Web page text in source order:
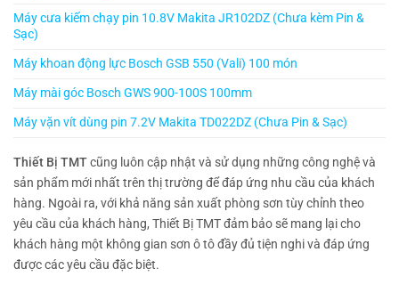
Máy cưa kiếm chạy pin 10.8V Makita JR102DZ (Chưa kèm Pin &
Sạc)
Máy khoan động lực Bosch GSB 550 (Vali) 100 món
Máy mài góc Bosch GWS 900-100S 100mm
Máy vặn vít dùng pin 7.2V Makita TD022DZ (Chưa Pin & Sạc)
Thiết Bị TMTcũng luôn cập nhật và sử dụng những công nghệ và
sản phẩm mới nhất trên thị trường để đáp ứng nhu cầu của khách
hàng. Ngoài ra, với khả năng sản xuất phòng sơn tùy chỉnh theo
yêu cầu của khách hàng, Thiết Bị TMT đảm bảo sẽ mang lại cho
khách hàng một không gian sơn ô tô đầy đủ tiện nghi và đáp ứng
được các yêu cầu đặc biệt.